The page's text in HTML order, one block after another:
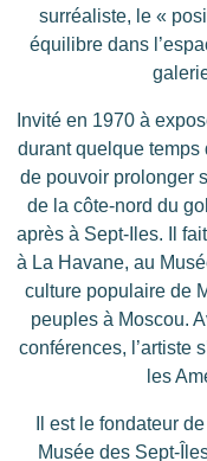
surréaliste, le «
équilibre dans
Invité en 1970 à
durant quelque temps
de pouvoir prolonger
de la côte-nord du
après à Sept-Iles. Il
à La Havane, au
culture populaire de
peuples à Moscou.
conférences, l’artiste
les
Il est le fondateur
Musée des Sept-